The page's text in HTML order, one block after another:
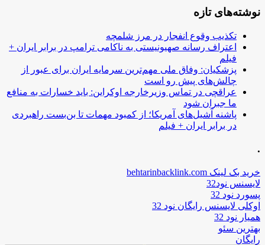
نوشته‌های تازه
تکذیب وقوع انفجار در مرز شلمچه
اعتراف رسانه صهیونیستی به ناکامی ترامپ در برابر ایران +
فیلم
پزشکیان: وفاق ملی مهم‌ترین سرمایه ایران برای عبور از
چالش‌های پیش رو است
عراقچی در تماس وزیرخارجه اوکراین: باید خسارات به منافع
ما جبران شود
پاشنه آشیل‌های آمریکا؛ از کمبود مهمات تا بن‌بست راهبردی
در برابر ایران + فیلم
.
خرید بک لینک behtarinbacklink.com
لایسنس نود32
پسورد نود 32
اوکلی لایسنس رایگان نود 32
همیار نود 32
بهترین سئو
رایگان